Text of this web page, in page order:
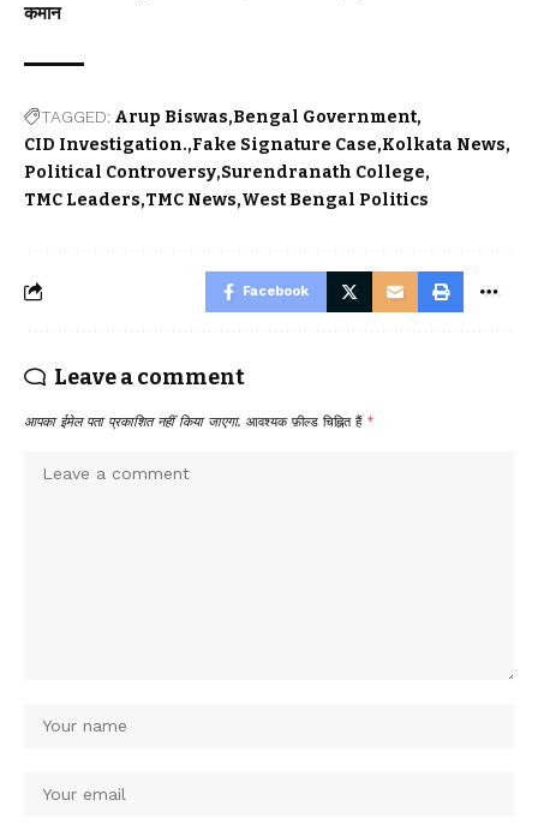
कमान
TAGGED: Arup Biswas Bengal Government
CID Investigation. Fake Signature Case Kolkata News
Political Controversy Surendranath College
TMC Leaders TMC News West Bengal Politics
Facebook
Leave a comment
आपका ईमेल पता प्रकाशित नहीं किया जाएगा. आवश्यक फ़ील्ड चिह्नित हैं *